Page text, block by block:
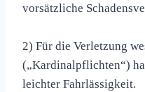
vorsätzliche
2) Für die Verletzung
(„Kardinalpflichten“)
leichter Fahrlässigkeit.